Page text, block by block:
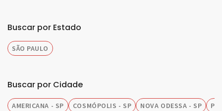
Buscar por Estado
SÃO PAULO
Buscar por Cidade
AMERICANA - SP COSMÓPOLIS - SP NOVA ODESSA - SP